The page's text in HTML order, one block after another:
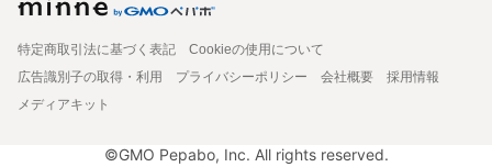
特定商取引法に基づく表記
Cookieの使用について
広告識別子の取得・利用
プライバシーポリシー 会社概要
採用情報
メディアキット
©GMO Pepabo, Inc. All rights reserved.